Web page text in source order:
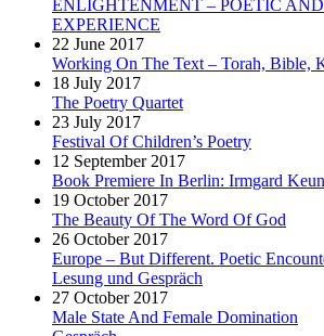
ENLIGHTENMENT – POETIC
EXPERIENCE
22 June 2017
Working On The Text – Torah, Bible,
18 July 2017
The Poetry Quartet
23 July 2017
Festival Of Children’s Poetry
12 September 2017
Book Premiere In Berlin: Irmgard
19 October 2017
The Beauty Of The Word Of God
26 October 2017
Europe – But Different. Poetic
Lesung und Gespräch
27 October 2017
Male State And Female Domination